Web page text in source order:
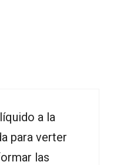
a la
para verter
las